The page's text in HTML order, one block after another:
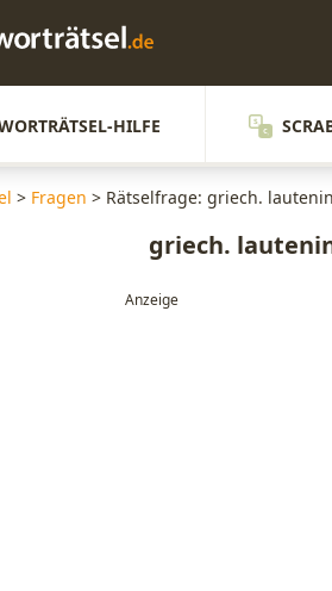
HILFE
> Fragen > Rätselfrage: griech.
griech.